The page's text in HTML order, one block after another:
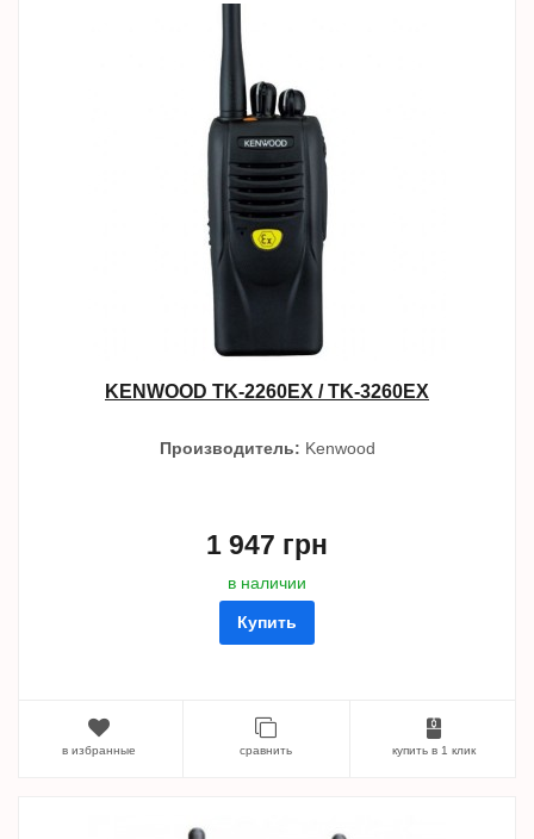
KENWOOD TK-2260EX / TK-3260EX
Производитель: Kenwood
1 947 грн
в наличии
Купить
в избранные сравнить купить в 1 клик